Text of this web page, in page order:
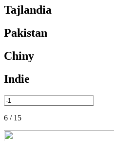
Tajlandia
Pakistan
Chiny
Indie
6 / 15